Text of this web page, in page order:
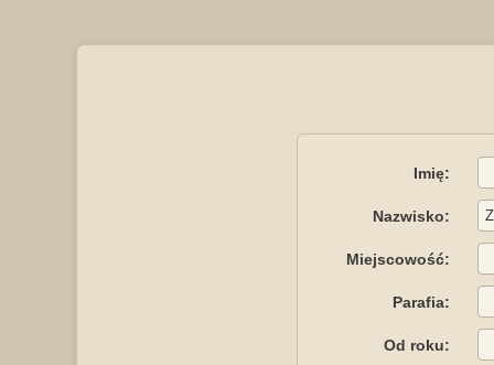
Imię:
Nazwisko:
Miejscowość:
Parafia:
Od roku: